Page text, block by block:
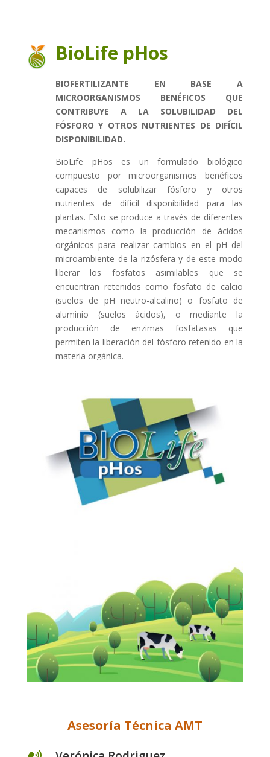
BioLife pHos
BIOFERTILIZANTE EN BASE A
MICROORGANISMOS BENÉFICOS QUE
CONTRIBUYE A LA SOLUBILIDAD DEL
FÓSFORO Y OTROS NUTRIENTES DE DIFÍCIL
DISPONIBILIDAD.
BioLife pHos es un formulado biológico
compuesto por microorganismos benéficos
capaces de solubilizar fósforo y otros
nutrientes de difícil disponibilidad para las
plantas. Esto se produce a través de diferentes
mecanismos como la producción de ácidos
orgánicos para realizar cambios en el pH del
microambiente de la rizósfera y de este modo
liberar los fosfatos asimilables que se
encuentran retenidos como fosfato de calcio
(suelos de pH neutro-alcalino) o fosfato de
aluminio (suelos ácidos), o mediante la
producción de enzimas fosfatasas que
permiten la liberación del fósforo retenido en la
materia orgánica.
Asesoría Técnica AMT